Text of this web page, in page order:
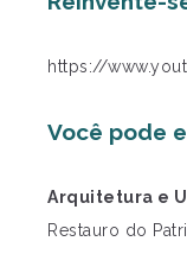
https://
Você pode
Arquitetura e
Restauro do